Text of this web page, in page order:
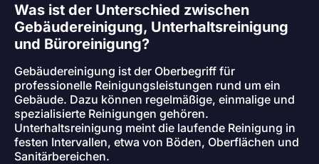
Was ist der Unterschied zwischen
Gebäudereinigung, Unterhaltsreinigung
und Büroreinigung?
Gebäudereinigung ist der Oberbegriff für
professionelle Reinigungsleistungen rund um ein
Gebäude. Dazu können regelmäßige, einmalige und
spezialisierte Reinigungen gehören.
Unterhaltsreinigung meint die laufende Reinigung in
festen Intervallen, etwa von Böden, Oberflächen und
Sanitärbereichen.